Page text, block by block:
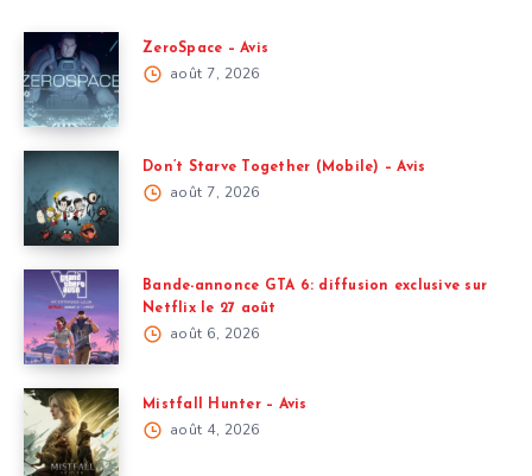
ZeroSpace – Avis
août 7, 2026
Don’t Starve Together (Mobile) – Avis
août 7, 2026
Bande-annonce GTA 6: diffusion exclusive sur
Netflix le 27 août
août 6, 2026
Mistfall Hunter – Avis
août 4, 2026